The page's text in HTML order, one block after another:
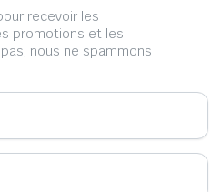
recevoir les
promotions et les
nous ne spammons